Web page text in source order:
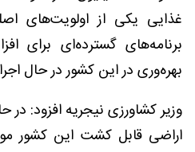
غذایی یکی از اولویت‌های
برنامه‌های گسترده‌ای برای
بهره‌وری در این کشور در حال
وزیر کشاورزی نیجریه افزود:
اراضی قابل کشت این کشور